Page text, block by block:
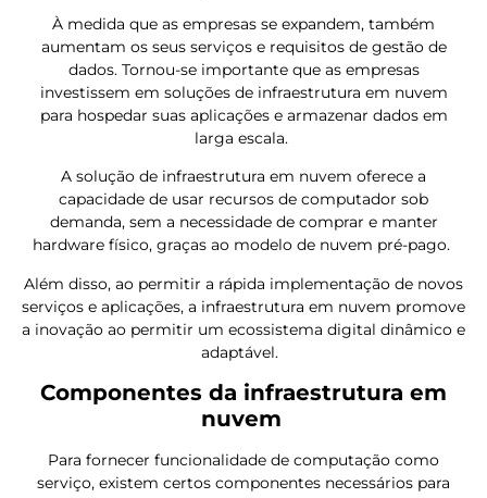
À medida que as empresas se expandem, também
aumentam os seus serviços e requisitos de gestão de
dados. Tornou-se importante que as empresas
investissem em soluções de infraestrutura em nuvem
para hospedar suas aplicações e armazenar dados em
larga escala.
A solução de infraestrutura em nuvem oferece a
capacidade de usar recursos de computador sob
demanda, sem a necessidade de comprar e manter
hardware físico, graças ao modelo de nuvem pré-pago.
Além disso, ao permitir a rápida implementação de novos
serviços e aplicações, a infraestrutura em nuvem promove
a inovação ao permitir um ecossistema digital dinâmico e
adaptável.
Componentes da infraestrutura em
nuvem
Para fornecer funcionalidade de computação como
serviço, existem certos componentes necessários para